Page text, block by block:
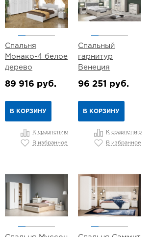
Спальня
Монако-4 белое
дерево
89 916 руб.
В КОРЗИНУ
К сравнению
В избранное
Спальный
гарнитур
Венеция
96 251 руб.
В КОРЗИНУ
К сравнению
В избранное